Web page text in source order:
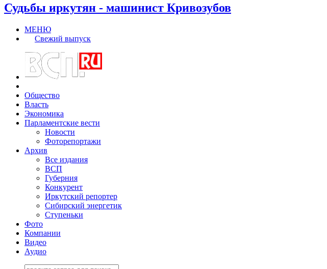
Судьбы иркутян - машинист Кривозубов
МЕНЮ
Свежий выпуск
Общество
Власть
Экономика
Парламентские вести
Новости
Фоторепортажи
Архив
Все издания
ВСП
Губерния
Конкурент
Иркутский репортер
Сибирский энергетик
Ступеньки
Фото
Компании
Видео
Аудио